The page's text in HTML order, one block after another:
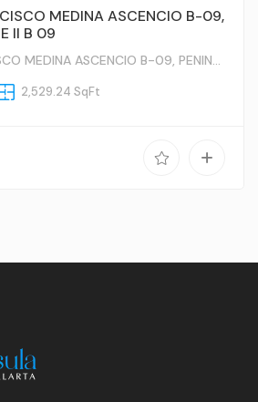
MEDINA ASCENCIO B-09,
II B 09
2485 BLVD FRANCISCO MEDINA ASCENCIO B-09, PENINSULA TORRE II B 09, Puerto Vallarta, JA
2,529.24 SqFt